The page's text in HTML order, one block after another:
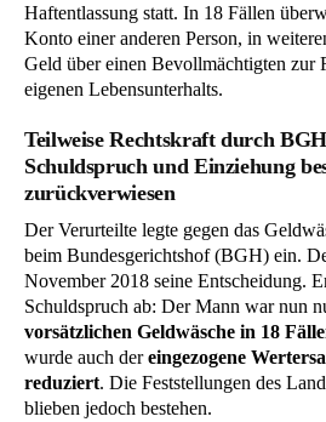
Haftentlassung statt. In 18 Fällen
Konto einer anderen Person, in
Geld über einen Bevollmächtigten zur
eigenen Lebensunterhalts.
Teilweise Rechtskraft durch
Schuldspruch und Einziehung
zurückverwiesen
Der Verurteilte legte gegen das
beim Bundesgerichtshof (BGH) ein.
November 2018 seine Entscheidung.
Schuldspruch ab: Der Mann war nun
vorsätzlichen Geldwäsche in 18
wurde auch dereingezogene
reduziert. Die Feststellungen des
blieben jedoch bestehen.